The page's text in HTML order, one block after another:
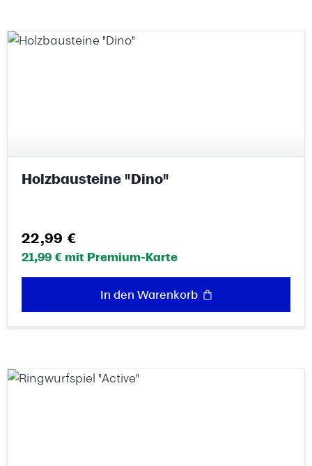
Holzbausteine "Dino"
Regulärer Preis:
22,99 €
21,99 € mit Premium-Karte
In den Warenkorb